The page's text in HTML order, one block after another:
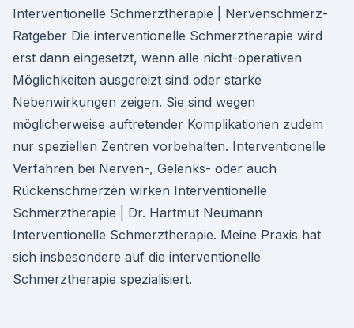
Interventionelle Schmerztherapie | Nervenschmerz-
Ratgeber Die interventionelle Schmerztherapie wird
erst dann eingesetzt, wenn alle nicht-operativen
Möglichkeiten ausgereizt sind oder starke
Nebenwirkungen zeigen. Sie sind wegen
möglicherweise auftretender Komplikationen zudem
nur speziellen Zentren vorbehalten. Interventionelle
Verfahren bei Nerven-, Gelenks- oder auch
Rückenschmerzen wirken Interventionelle
Schmerztherapie | Dr. Hartmut Neumann
Interventionelle Schmerztherapie. Meine Praxis hat
sich insbesondere auf die interventionelle
Schmerztherapie spezialisiert.